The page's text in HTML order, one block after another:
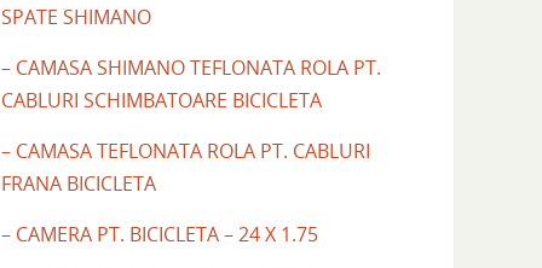
SPATE SHIMANO
– CAMASA SHIMANO TEFLONATA ROLA PT.
CABLURI SCHIMBATOARE BICICLETA
– CAMASA TEFLONATA ROLA PT. CABLURI
FRANA BICICLETA
– CAMERA PT. BICICLETA – 24 X 1.75